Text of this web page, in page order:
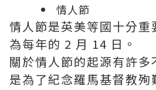
情人節
情人節是英美等國十分重
為每年的 2 月 14 日。
關於情人節的起源有許多
是為了紀念羅馬基督教殉